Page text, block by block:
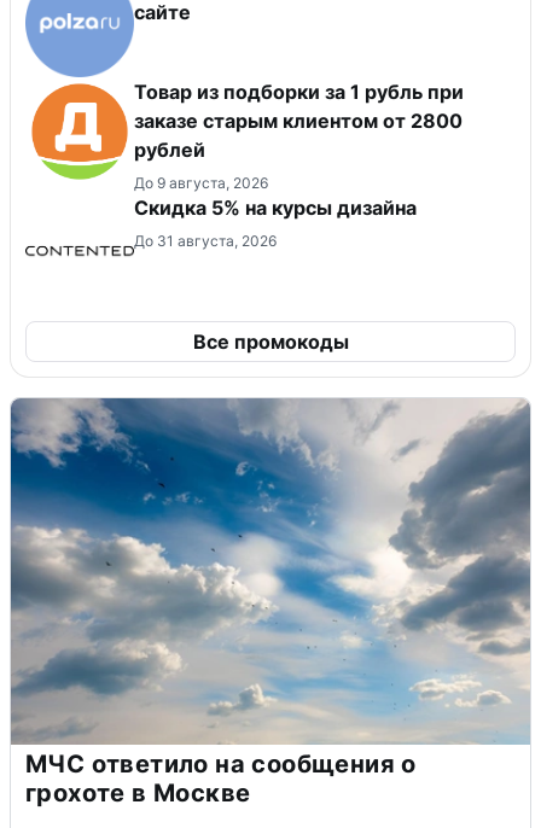
сайте
Товар из подборки за 1 рубль при
заказе старым клиентом от 2800
рублей
До 9 августа, 2026
Скидка 5% на курсы дизайна
До 31 августа, 2026
Все промокоды
МЧС ответило на сообщения о
грохоте в Москве